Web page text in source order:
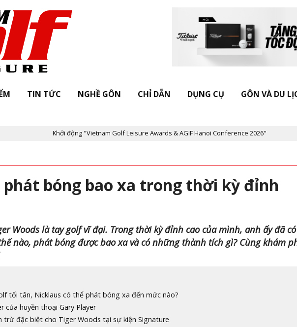
TIN TỨC NGHỀ GÔN CHỈ DẪN DỤNG CỤ GÔN VÀ DU
Khởi động "Vietnam Golf Leisure Awards & AGIF Hanoi Conference 2026" Kỷ niệm 20 năm
phát bóng bao xa trong thời kỳ đỉnh
Woods là tay golf vĩ đại. Trong thời kỳ đỉnh cao của mình, anh ấy đã có
nào, phát bóng được bao xa và có những thành tích gì? Cùng khám
tối tân, Nicklaus có thể phát bóng xa đến mức nào?
của huyền thoại Gary Player
trừ đặc biệt cho Tiger Woods tại sự kiện Signature